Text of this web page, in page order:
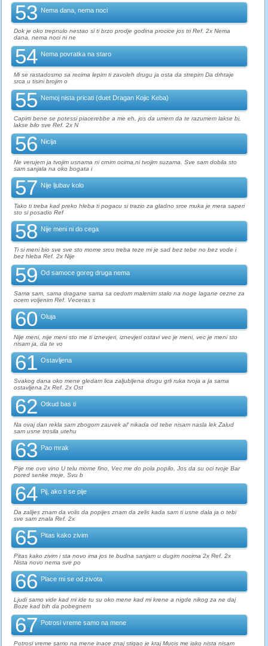
53 Nema dana, nema noci
Dok je oko trepnulo nestao si ti brzo prodje godina procice jos tri Ref. 2x Nema
dana, nema noci ni ne
54 Nema povratka na staro
Mi se rastadosmo sa recima lepim ti zavoleh drugu ja osta da strepim Da drhtaje
srca u tisini brojim o
55 Nemoj nista pricati (duet Dragan Kojic Keba)
Capirti bene se potessi piacerebbe a me eh, jos da umem da te razumem lakse bi,
lakse bilo sve Ref. 2x N
56 Nicija
Ne verujem ja tvojim usnama ni crnim ocima,ni tvojim suzama. Sve sam dobila sto
sam sanjala na oko bogata i
57 Nije ljubav kolo
Tako ti treba kad preko hleba ti pogacu si trazio za gladno srce muka je mera saperi
sto si posadio Ref
58 Nije meni ni do cega
Ti si meni bio sve sve sto mome srcu treba teze mi je sad bez tebe no bez vode i
bez hleba Ref. 2x Nije
59 Od samoce goreg druga nema
Sama sam, sama dragane sama sa cedom malenim stalo na noge lagane cezne za
ocem voljenim Ref. Veceras s
60 Oluja
Nije meni, nije meni sto me ti iznevjeri, iznevjeri ostavi vec je meni, vec je meni sto
nisam ja, da te vo
61 Ostavljena
Svakog dana oko mene gledam lica zaljubljena drugu grli ruka tvoja a ja sama
ostavljena 2x Ref. 2x Ost
62 Otkud bas ti
Na ovaj dan rekla sam zbogom zauvek al' nikada od tebe nisam nasla lek Zalud
sam usne trosila utehu
63 Pao mrak
Pije me ovo vino U telu mome fino, Vec me do pola popilo, Jos da su oci tvoje Bar
pored senke moje, Svu b
64 Pij, ako ti se pije
Da zalijes znam da volis da popijes znam da zelis kada sam ti usne dala ja o tebi
sve sam znala Ref. 2x
65 Pitas kako zivim
Pitas kako zivim i sta novo ima jos te budna sanjam u dugim nocima 2x Ref. 2x
Nista novo nema sve po
66 Place mi se od zivota
Ljudi samo vide kad mi ide tu su oko mene kad mi krene a nigde nikog za ne daj
Boze kad bih da pobegnem
67 Potrosi vreme samo na mene
Potrosi vreme samo na mene inace znaj stigao je kraj Mucis me iako nista nisam